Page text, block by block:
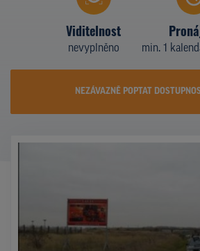
Z PRAXE
KDO JSME
Viditelnost
nevyplněno min. 1
NEZÁVAZNĚ POPTAT